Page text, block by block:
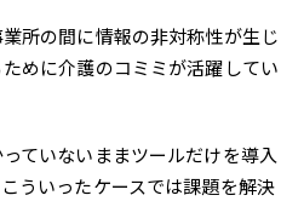
所の間に情報の非対称性が生じ
めに介護のコミミが活躍してい
ていないままツールだけを導入
ういったケースでは課題を解決